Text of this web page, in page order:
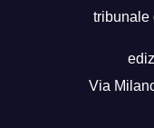
tribunale
Via